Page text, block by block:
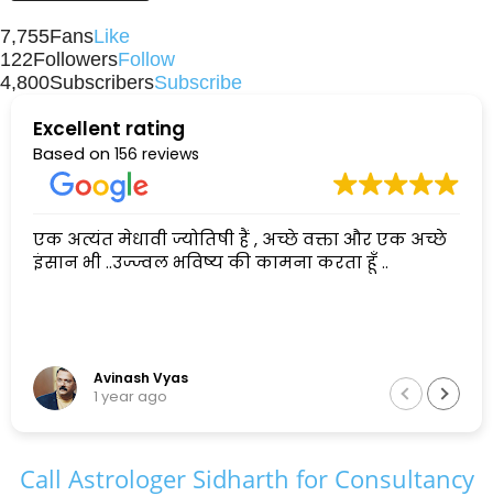
7,755FansLike
122FollowersFollow
4,800SubscribersSubscribe
Excellent rating
Based on 156 reviews
एक अत्यंत मेधावी ज्योतिषी हैं , अच्छे वक्ता और एक अच्छे
इंसान भी ..उज्ज्वल भविष्य की कामना करता हूँ ..
Avinash Vyas
1 year ago
Call Astrologer Sidharth for Consultancy